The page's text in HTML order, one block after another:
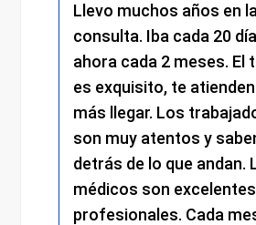
Llevo muchos años en la
consulta. Iba cada 20
ahora cada 2 meses. El
es exquisito, te
más llegar. Los
son muy atentos y
detrás de lo que andan.
médicos son
profesionales. Cada